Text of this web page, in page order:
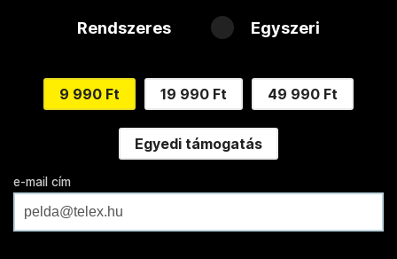
Rendszeres Egyszeri
9 990 Ft 19 990 Ft 49 990 Ft
Egyedi támogatás
e-mail cím